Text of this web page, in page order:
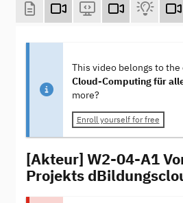
This video belongs to
Cloud-Computing für
more?
Enroll yourself for free
[Akteur] W2-04-A1
Projekts